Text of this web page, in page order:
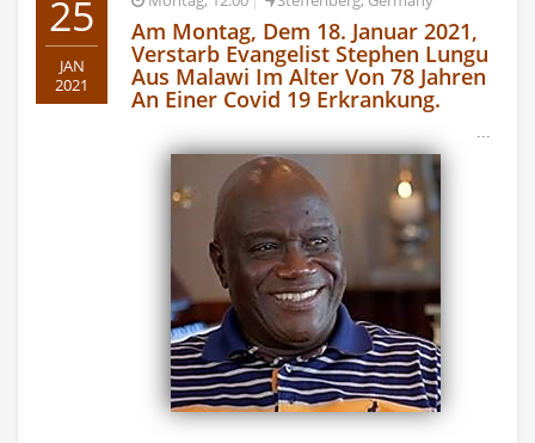
25
JAN
2021
Am Montag, Dem 18. Januar 2021,
Verstarb Evangelist Stephen Lungu
Aus Malawi Im Alter Von 78 Jahren
An Einer Covid 19 Erkrankung.
...